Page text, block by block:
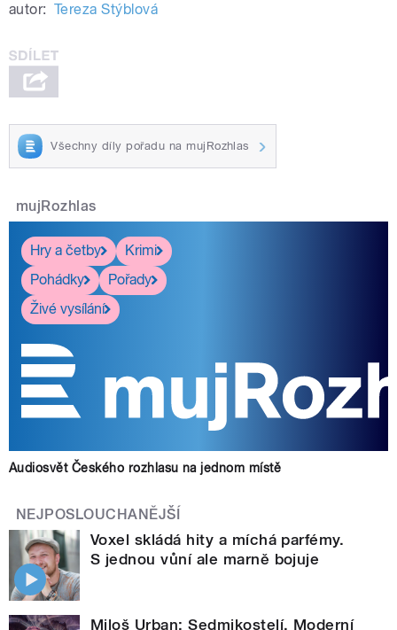
autor: Tereza Stýblová
Všechny díly pořadu na mujRozhlas
mujRozhlas
Hry a četby
Krimi
Pohádky
Pořady
Živé vysílání
Audiosvět Českého rozhlasu na jednom místě
NEJPOSLOUCHANĚJŠÍ
Voxel skládá hity a míchá parfémy.
S jednou vůní ale marně bojuje
Miloš Urban: Sedmikostelí. Moderní